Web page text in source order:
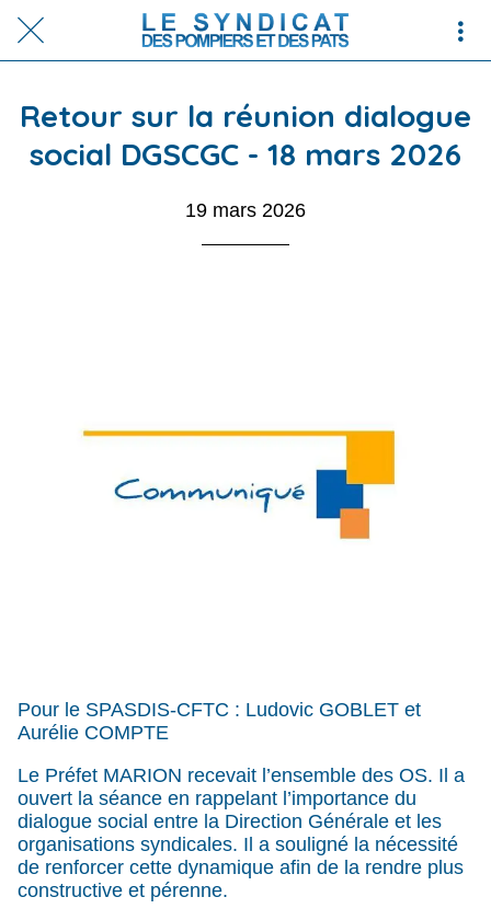
Retour sur la réunion dialogue
social DGSCGC - 18 mars 2026
19 mars 2026
Pour le SPASDIS-CFTC : Ludovic GOBLET et
Aurélie COMPTE
Le Préfet MARION recevait l’ensemble des OS. Il a
ouvert la séance en rappelant l’importance du
dialogue social entre la Direction Générale et les
organisations syndicales. Il a souligné la nécessité
de renforcer cette dynamique afin de la rendre plus
constructive et pérenne.